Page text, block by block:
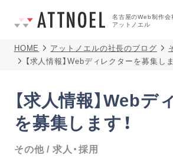
名古屋のWeb制作会
アットノエル
HOME アットノエルの社長のブログ
【求人情報】Webディレクターを募集しま
【求人情報】Webデ
を募集します！
その他
求人・採用